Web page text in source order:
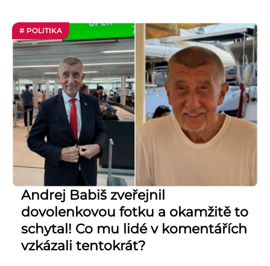
# POLITIKA
Andrej Babiš zveřejnil
dovolenkovou fotku a okamžitě to
schytal! Co mu lidé v komentářích
vzkázali tentokrát?